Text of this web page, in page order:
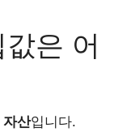
은 어
자산입니다.